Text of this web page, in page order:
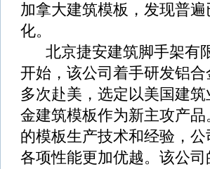
加拿大建筑模板，发现普
化。
北京捷安建筑脚手架有
开始，该公司着手研发铝
多次赴美，选定以美国建
金建筑模板作为新主攻产
的模板生产技术和经验，
各项性能更加优越。该公